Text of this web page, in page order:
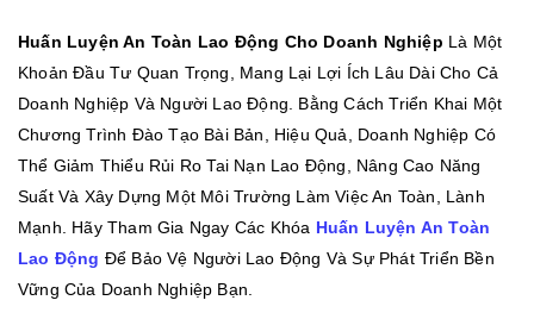
Huấn Luyện An Toàn Lao Động Cho Doanh Nghiệp Là Một
Khoản Đầu Tư Quan Trọng, Mang Lại Lợi Ích Lâu Dài Cho Cả
Doanh Nghiệp Và Người Lao Động. Bằng Cách Triển Khai Một
Chương Trình Đào Tạo Bài Bản, Hiệu Quả, Doanh Nghiệp Có
Thể Giảm Thiểu Rủi Ro Tai Nạn Lao Động, Nâng Cao Năng
Suất Và Xây Dựng Một Môi Trường Làm Việc An Toàn, Lành
Mạnh. Hãy Tham Gia Ngay Các Khóa Huấn Luyện An Toàn
Lao Động Để Bảo Vệ Người Lao Động Và Sự Phát Triển Bền
Vững Của Doanh Nghiệp Bạn.